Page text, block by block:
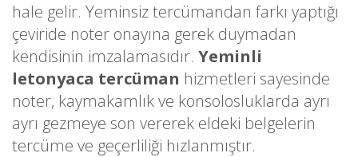
hale gelir. Yeminsiz tercümandan farkı yaptığı
çeviride noter onayına gerek duymadan
kendisinin imzalamasıdır. Yeminli
letonyaca tercüman hizmetleri sayesinde
noter, kaymakamlık ve konsolosluklarda ayrı
ayrı gezmeye son vererek eldeki belgelerin
tercüme ve geçerliliği hızlanmıştır.